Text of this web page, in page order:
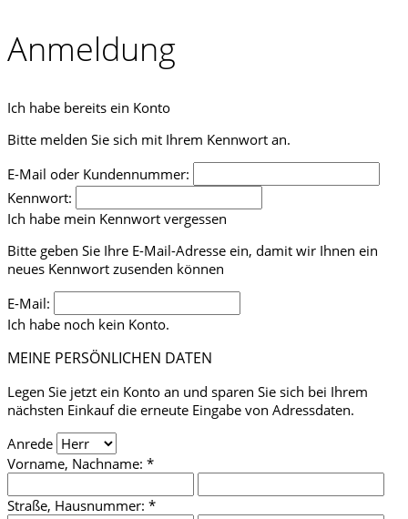
Anmeldung
Ich habe bereits ein Konto
Bitte melden Sie sich mit Ihrem Kennwort an.
E-Mail oder Kundennummer:
Kennwort:
Ich habe mein Kennwort vergessen
Bitte geben Sie Ihre E-Mail-Adresse ein, damit wir Ihnen ein
neues Kennwort zusenden können
E-Mail:
Ich habe noch kein Konto.
MEINE PERSÖNLICHEN DATEN
Legen Sie jetzt ein Konto an und sparen Sie sich bei Ihrem
nächsten Einkauf die erneute Eingabe von Adressdaten.
Anrede
Vorname, Nachname: *
Straße, Hausnummer: *